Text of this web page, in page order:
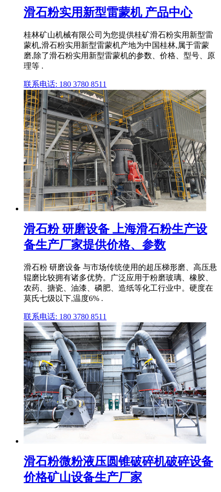
滑石粉实用新型雷蒙机 产品中心
桂林矿山机械有限公司为您提供桂矿滑石粉实用新型雷
蒙机,滑石粉实用新型雷蒙机产地为中国桂林,属于雷蒙
磨,除了滑石粉实用新型雷蒙机的参数、价格、型号、原
理等 .
联系电话: 180 3780 8511
滑石粉 研磨设备 上海滑石粉生产设
备生产厂家提供价格、参数
滑石粉 研磨设备 与市场传统使用的超压梯形磨、高压悬
辊磨比较拥有诸多优势。广泛应用于粉磨玻璃、橡胶、
农药、搪瓷、油漆、磷肥、造纸等化工行业中。硬度在
莫氏七级以下,温度6% .
联系电话: 180 3780 8511
滑石粉微粉液压圆锥破碎机破碎设备
价格矿山设备生产厂家